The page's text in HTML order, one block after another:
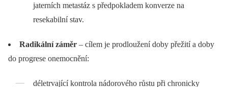
jaterních metastáz s předpokladem konverze na
resekabilní stav.
Radikální záměr –⁠ cílem je prodloužení doby přežití a doby
do progrese onemocnění:
déletrvající kontrola nádorového růstu při chronicky